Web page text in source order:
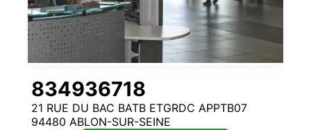
834936718
21 RUE DU BAC BATB ETGRDC APPTB07
94480 ABLON-SUR-SEINE